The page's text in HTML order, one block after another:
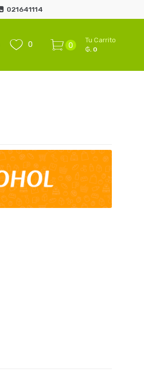
021641114
0 0
Tu Carrito
₲. 0